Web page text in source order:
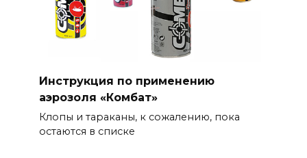
Инструкция по применению
аэрозоля «Комбат»
Клопы и тараканы, к сожалению, пока
остаются в списке